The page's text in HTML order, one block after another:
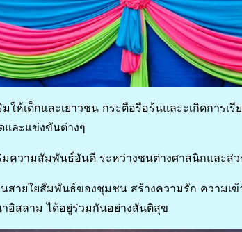
มให้เด็กและเยาวชน กระตือรือร้นและะเกิดการ
และแข่งขันต่างๆ
มความสัมพันธ์อันดี ระหว่างชนต่างศาสนิกและส่
สายใยสัมพันธ์ของชุมชน สร้างความรัก ความเ
อิสลาม ได้อยู่ร่วมกันอย่างสันติสุข